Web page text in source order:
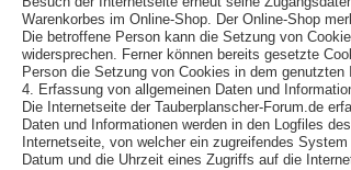
Warenkorbes im Online-Shop. Der Online-Shop
Die betroffene Person kann die Setzung von
widersprechen. Ferner können bereits gesetzte
Person die Setzung von Cookies in dem
4. Erfassung von allgemeinen Daten und
Die Internetseite der Tauberplanscher-Forum.de
Daten und Informationen werden in den Logfiles
Internetseite, von welcher ein zugreifendes
Datum und die Uhrzeit eines Zugriffs auf die